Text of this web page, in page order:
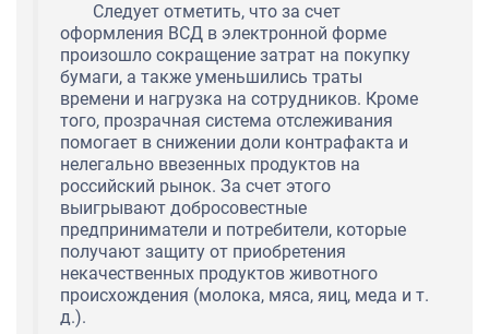
Следует отметить, что за счет
оформления ВСД в электронной форме
произошло сокращение затрат на покупку
бумаги, а также уменьшились траты
времени и нагрузка на сотрудников. Кроме
того, прозрачная система отслеживания
помогает в снижении доли контрафакта и
нелегально ввезенных продуктов на
российский рынок. За счет этого
выигрывают добросовестные
предприниматели и потребители, которые
получают защиту от приобретения
некачественных продуктов животного
происхождения (молока, мяса, яиц, меда и т.
д.).